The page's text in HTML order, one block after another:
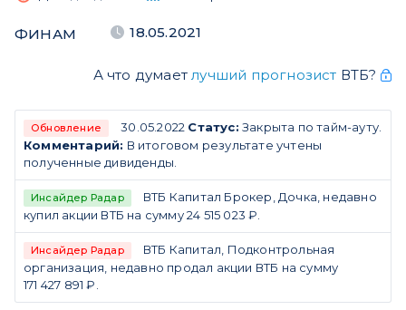
ФИНАМ 18.05.2021
А что думает лучший прогнозист ВТБ?
Обновление 30.05.2022 Статус: Закрыта по тайм-ауту.
Комментарий: В итоговом результате учтены
полученные дивиденды.
Инсайдер Радар
ВТБ Капитал Брокер, Дочка, недавно
купил акции ВТБ на сумму 24 515 023 ₽.
Инсайдер Радар
ВТБ Капитал, Подконтрольная
организация, недавно продал акции ВТБ на сумму
171 427 891 ₽.